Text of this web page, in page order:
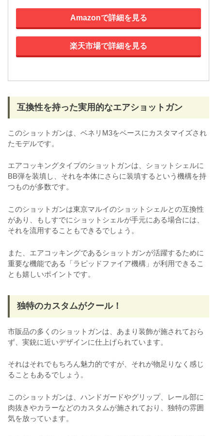
Amazonで詳細を見る
楽天市場で詳細を見る
互換性を持った実用的なエアショットガン
このショットガンは、ベネリM3をベースにカスタマイズされ
たモデルです。
エアコッキングタイプのショットガンは、ショットシェルに
BB弾を装填し、それを本体にさらに装填するという機構を持
つものが多数です。
このショットガンは東京マルイのショットシェルとの互換性
があり、もしすでにショットシェルが手元にある場合には、
それを流用することもできるでしょう。
また、エアコッキングであるショットガンが活躍するために
重要な機能である「ラピッドファイア機構」が利用できるこ
とも嬉しいポイントです。
独特のカスタムがクール！
市販品の多くのショットガンは、あまり装飾が施されておら
ず、実銃に近いデザインに仕上げられています。
それはそれでもちろん魅力的ですが、それが物足りなく感じ
ることもあるでしょう。
このショットガンは、ハンドガードやグリップ、レール部に
肉抜きやカラーなどのカスタムが施されており、独特の雰囲
気を放っています。